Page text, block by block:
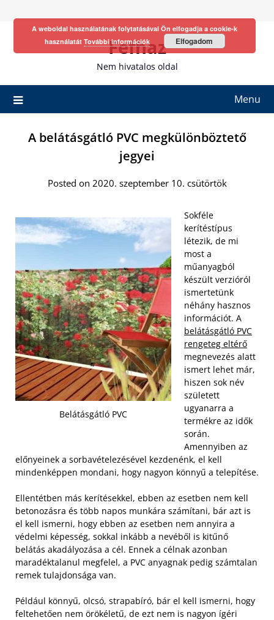
Fefhaz
Nem hivatalos oldal
Menu
A belátásgátló PVC megkülönböztető
jegyei
Posted on 2020. szeptember 10. csütörtök
Belátásgátló PVC
Sokféle
kerítéstípus
létezik, de mi
most a
műanyagból
készült verzióról
ismertetünk
néhány hasznos
információt. A
belátásgátló PVC
rengeteg eltérő
megnevezés alatt
ismert lehet már,
hiszen sok név
született
ugyanarra a
termékre az idők
során.
Amennyiben az
előnyeinek a sorbavételezésével kezdenénk, el kell
mindenképpen mondani, hogy nagyon könnyű a telepítése.
Ellentétben más kerítésekkel, ebben az esetben nem kell
betonozásra és több napos munkára számítani, bár azt is
el kell ismerni, hogy ebben az esetben nem annyira a
védelmi képesség, sokkal inkább a nevéből is kitűnő
belátás akadályozása a cél. Ennek a célnak azonban
maradéktalanul megfelel, a PVC anyagnak pedig számtalan
remek tulajdonsága van.
Például könnyű, olcsó, strapabíró, bár el kell ismerni, hogy
feltehetően nem örökéletű, de ezt nem is nagyon ígéri
A weboldal használatának folytatásával Ön elfogadja a cookie-k
használatát További információk Elfogadom